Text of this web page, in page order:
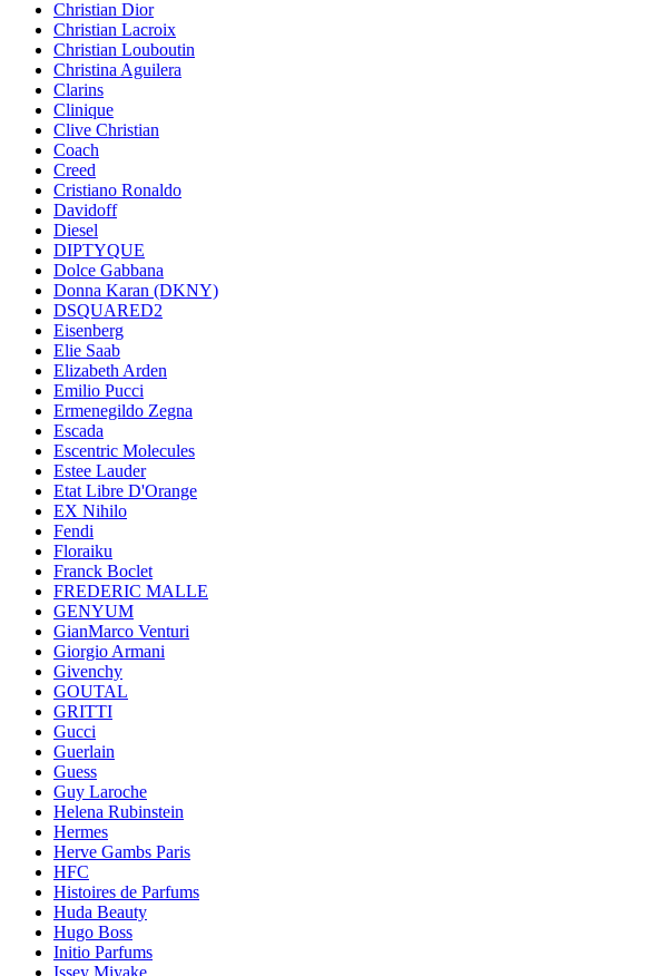
Christian Dior
Christian Lacroix
Christian Louboutin
Christina Aguilera
Clarins
Clinique
Clive Christian
Coach
Creed
Cristiano Ronaldo
Davidoff
Diesel
DIPTYQUE
Dolce Gabbana
Donna Karan (DKNY)
DSQUARED2
Eisenberg
Elie Saab
Elizabeth Arden
Emilio Pucci
Ermenegildo Zegna
Escada
Escentric Molecules
Estee Lauder
Etat Libre D'Orange
EX Nihilo
Fendi
Floraiku
Franck Boclet
FREDERIC MALLE
GENYUM
GianMarco Venturi
Giorgio Armani
Givenchy
GOUTAL
GRITTI
Gucci
Guerlain
Guess
Guy Laroche
Helena Rubinstein
Hermes
Herve Gambs Paris
HFC
Histoires de Parfums
Huda Beauty
Hugo Boss
Initio Parfums
Issey Miyake